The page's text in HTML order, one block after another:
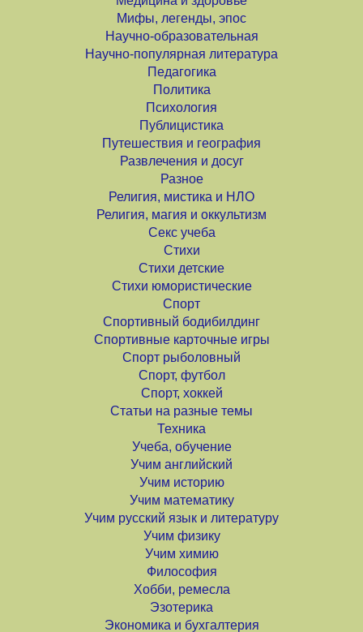
Мифы, легенды, эпос
Научно-образовательная
Научно-популярная литература
Педагогика
Политика
Психология
Публицистика
Путешествия и география
Развлечения и досуг
Разное
Религия, мистика и НЛО
Религия, магия и оккультизм
Секс учеба
Стихи
Стихи детские
Стихи юмористические
Спорт
Спортивный бодибилдинг
Спортивные карточные игры
Спорт рыболовный
Спорт, футбол
Спорт, хоккей
Статьи на разные темы
Техника
Учеба, обучение
Учим английский
Учим историю
Учим математику
Учим русский язык и литературу
Учим физику
Учим химию
Философия
Хобби, ремесла
Эзотерика
Экономика и бухгалтерия